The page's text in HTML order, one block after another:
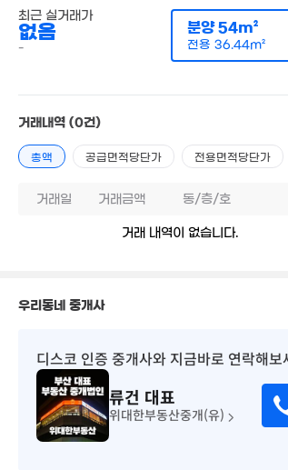
최근 실거래가
없음
-
분양54m²
전용 36.44m²
거래내역 (0건)
총액 공급면적당단가 전용면적당단가
거래일 거래금액 동/층/호
거래 내역이 없습니다.
우리동네 중개사
디스코 인증 중개사와 지금바로 연락해보
류건 대표
위대한부동산중개(유)